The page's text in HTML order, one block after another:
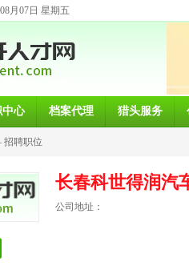
月07日 星期五
中心 档案代理 猎头服务
招聘职位
长春科世得润汽
公司地址：